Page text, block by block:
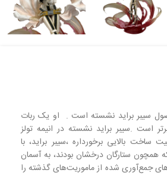
سیبر براید نشسته است . او یک ربات
است .سیبر براید نشسته در انیمه تولز
بالایی برخورداره ،سیبر براید، با
همچون ستارگان درخشان بودند، به آسمان
جمع‌آوری شده از ماموریت‌های گذشته را